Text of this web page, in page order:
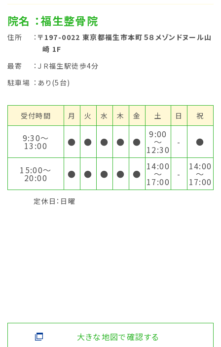
院名 ：福生整骨院
住所 ： 〒197-0022 東京都福生市本町５８メゾンドヌール山
崎 1F
最寄
：ＪＲ福生駅徒歩4分
駐車場 ：あり(5台)
受付時間 月 火 水 木 金 土 日 祝
9:30〜
13:00 ● ● ● ● ●
9:00
～
12:30
- ●
15:00〜
20:00 ● ● ● ● ●
14:00
～
17:00
-
14:00
～
17:00
定休日：日曜
大きな地図で確認する